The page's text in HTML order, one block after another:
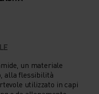
un materiale
alla flessibilità
utilizzato in capi